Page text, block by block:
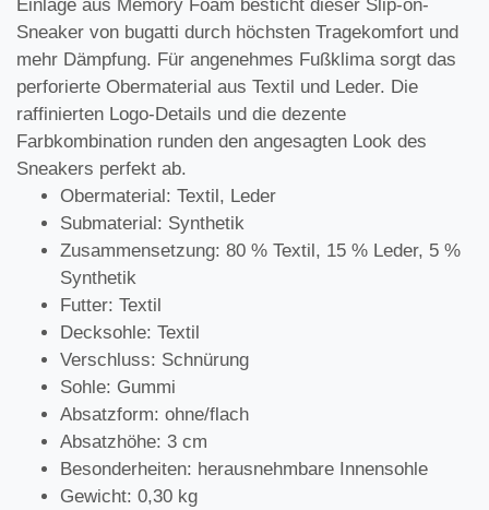
Einlage aus Memory Foam besticht dieser Slip-on-
Sneaker von bugatti durch höchsten Tragekomfort und
mehr Dämpfung. Für angenehmes Fußklima sorgt das
perforierte Obermaterial aus Textil und Leder. Die
raffinierten Logo-Details und die dezente
Farbkombination runden den angesagten Look des
Sneakers perfekt ab.
Obermaterial: Textil, Leder
Submaterial: Synthetik
Zusammensetzung: 80 % Textil, 15 % Leder, 5 %
Synthetik
Futter: Textil
Decksohle: Textil
Verschluss: Schnürung
Sohle: Gummi
Absatzform: ohne/flach
Absatzhöhe: 3 cm
Besonderheiten: herausnehmbare Innensohle
Gewicht: 0,30 kg